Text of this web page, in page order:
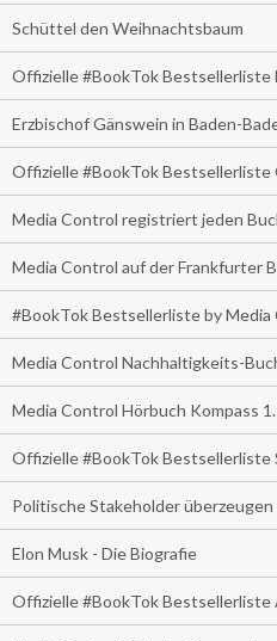
Schüttel den Weihnachtsbaum
Offizielle #BookTok Bestsellerliste
Erzbischof Gänswein in Baden-
Offizielle #BookTok Bestsellerliste
Media Control registriert jeden
Media Control auf der Frankfurter
#BookTok Bestsellerliste by
Media Control Nachhaltigkeits-
Media Control Hörbuch Kompass
Offizielle #BookTok Bestsellerliste
Politische Stakeholder überzeugen
Elon Musk - Die Biografie
Offizielle #BookTok Bestsellerliste